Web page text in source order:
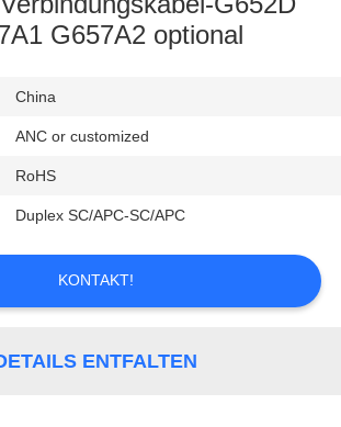
G657A2 optional
China
ANC or customized
RoHS
Duplex SC/APC-SC/APC
KONTAKT!
ENTFALTEN